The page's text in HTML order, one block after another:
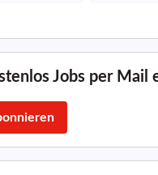
Jobs per Mail